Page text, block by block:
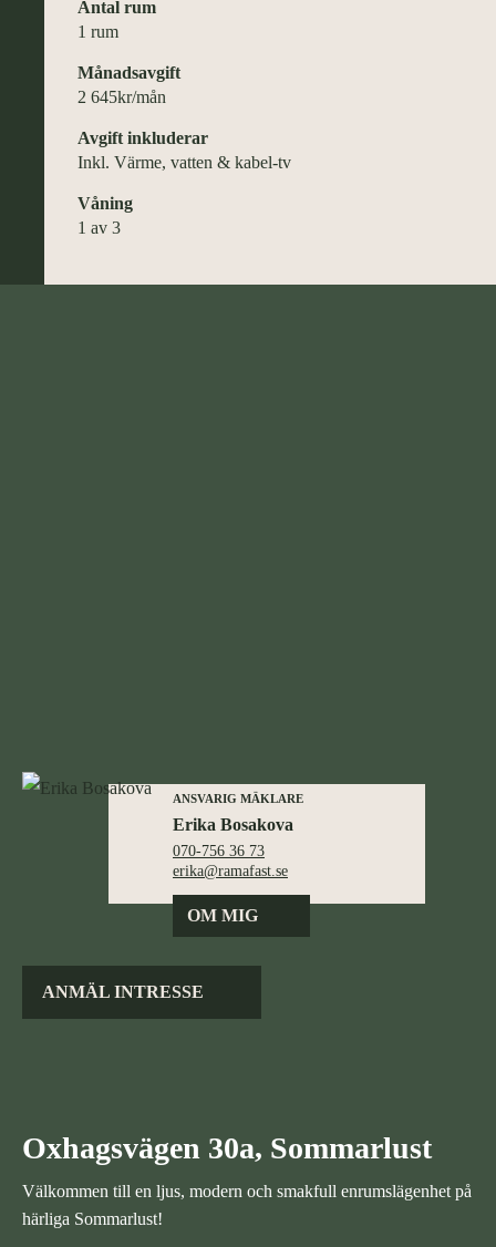
Antal rum
1 rum
Månadsavgift
2 645kr/mån
Avgift inkluderar
Inkl. Värme, vatten & kabel-tv
Våning
1 av 3
ANSVARIG MÄKLARE
Erika Bosakova
070-756 36 73
erika@ramafast.se
OM MIG
ANMÄL INTRESSE
Oxhagsvägen 30a, Sommarlust
Välkommen till en ljus, modern och smakfull enrumslägenhet på
härliga Sommarlust!